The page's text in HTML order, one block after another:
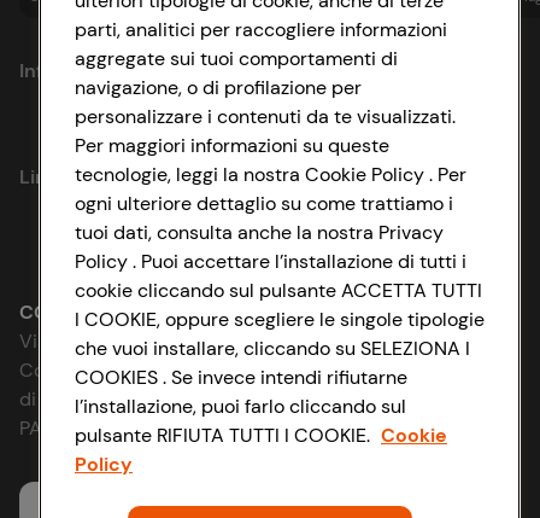
Informazioni
Privacy Policy
Cookie Policy
Impostazioni Cookie
Accessibilità
D&I e Parità di Genere
Strategia Fiscale
Link utili
Lavora con noi
Le cooperative
News & Approfondimenti
Richiami prodotto
Whistleblowing
CONAD SOCIETÀ COOPERATIVA
Via Michelino, 59 | 40127 BOLOGNA
Codice Fiscale e Registro Imprese
di Bologna 00865960157
PARTITA IVA 03320960374
Servizio clienti
parti, analitici per raccogliere informazioni
aggregate sui tuoi comportamenti di
navigazione, o di profilazione per
personalizzare i contenuti da te visualizzati.
Per maggiori informazioni su queste
tecnologie, leggi la nostra Cookie Policy . Per
ogni ulteriore dettaglio su come trattiamo i
tuoi dati, consulta anche la nostra Privacy
Policy . Puoi accettare l’installazione di tutti i
cookie cliccando sul pulsante ACCETTA TUTTI
I COOKIE, oppure scegliere le singole tipologie
che vuoi installare, cliccando su SELEZIONA I
COOKIES . Se invece intendi rifiutarne
l’installazione, puoi farlo cliccando sul
pulsante RIFIUTA TUTTI I COOKIE. Cookie
Policy